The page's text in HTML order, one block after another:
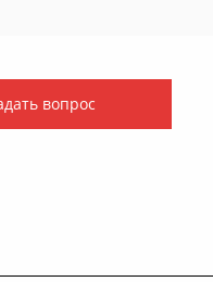
вопрос